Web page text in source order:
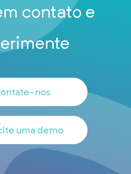
contato e
nos
uma demo